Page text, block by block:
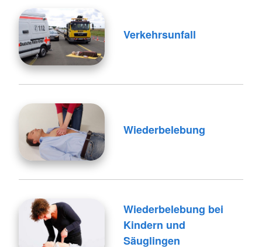
Verkehrsunfall
Wiederbelebung
Wiederbelebung bei
Kindern und
Säuglingen